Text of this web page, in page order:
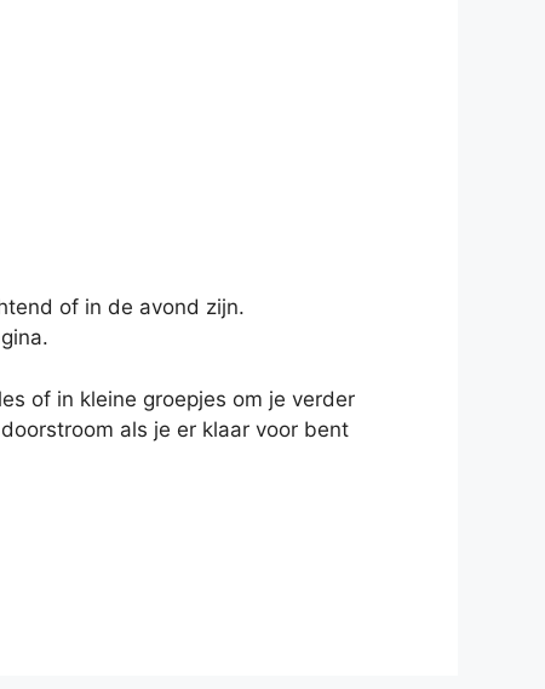
of in de avond zijn.
of in kleine groepjes om je verder
als je er klaar voor bent